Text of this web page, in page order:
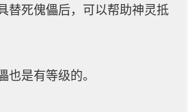
死傀儡后，可以帮助神灵抵
是有等级的。